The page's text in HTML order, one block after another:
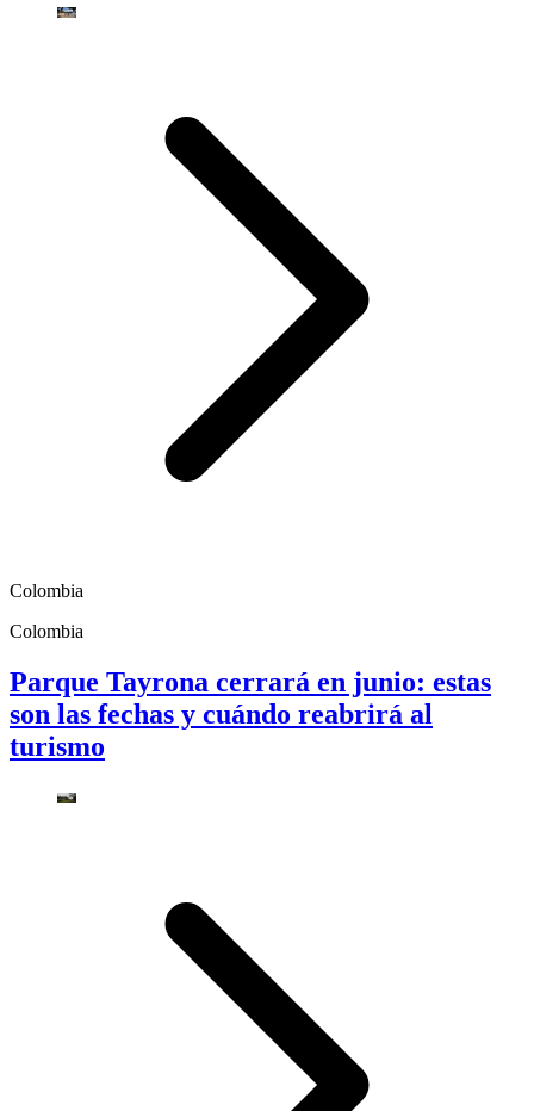
Colombia
Colombia
Parque Tayrona cerrará en junio: estas
son las fechas y cuándo reabrirá al
turismo